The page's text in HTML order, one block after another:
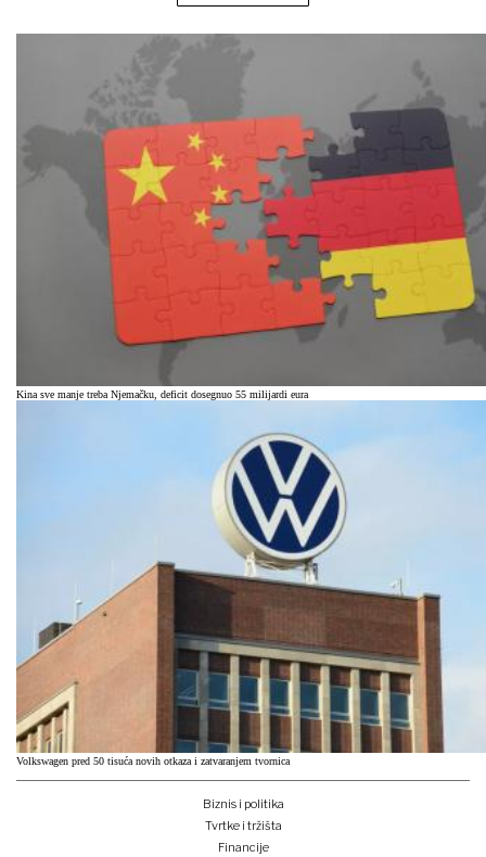
Kina sve manje treba Njemačku, deficit dosegnuo 55 milijardi eura
Volkswagen pred 50 tisuća novih otkaza i zatvaranjem tvornica
Biznis i politika
Tvrtke i tržišta
Financije